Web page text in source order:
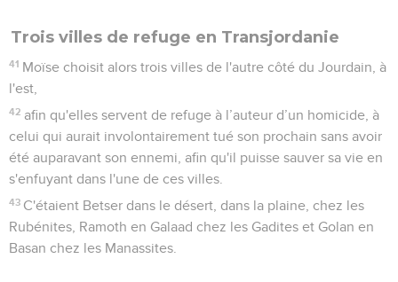
Trois villes de refuge en Transjordanie
41 Moïse choisit alors trois villes de l'autre côté du Jourdain, à
l'est,
42 afin qu'elles servent de refuge à l’auteur d’un homicide, à
celui qui aurait involontairement tué son prochain sans avoir
été auparavant son ennemi, afin qu'il puisse sauver sa vie en
s'enfuyant dans l'une de ces villes.
43 C'étaient Betser dans le désert, dans la plaine, chez les
Rubénites, Ramoth en Galaad chez les Gadites et Golan en
Basan chez les Manassites.